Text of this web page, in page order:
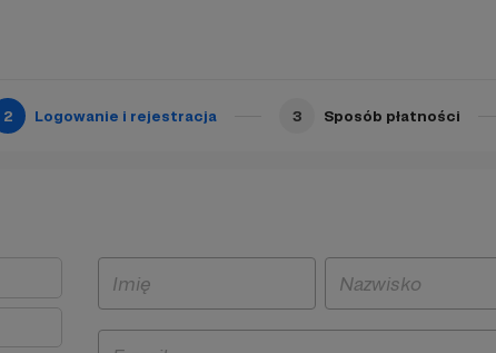
2 Logowanie i rejestracja 3 Sposób płatności